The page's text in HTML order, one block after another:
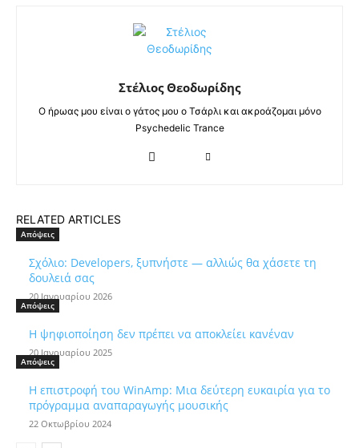
Στέλιος Θεοδωρίδης
Ο ήρωας μου είναι ο γάτος μου ο Τσάρλι και ακροάζομαι μόνο
Psychedelic Trance
RELATED ARTICLES
Απόψεις
Σχόλιο: Developers, ξυπνήστε — αλλιώς θα χάσετε τη
δουλειά σας
20 Ιανουαρίου 2026
Απόψεις
Η ψηφιοποίηση δεν πρέπει να αποκλείει κανέναν
20 Ιανουαρίου 2025
Απόψεις
Η επιστροφή του WinAmp: Μια δεύτερη ευκαιρία για το
πρόγραμμα αναπαραγωγής μουσικής
22 Οκτωβρίου 2024